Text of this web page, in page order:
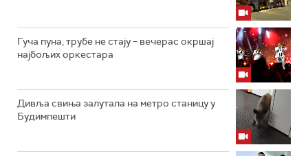
Гуча пуна, трубе не стају – вечерас окршај
најбољих оркестара
Дивља свиња залутала на метро станицу у
Будимпешти